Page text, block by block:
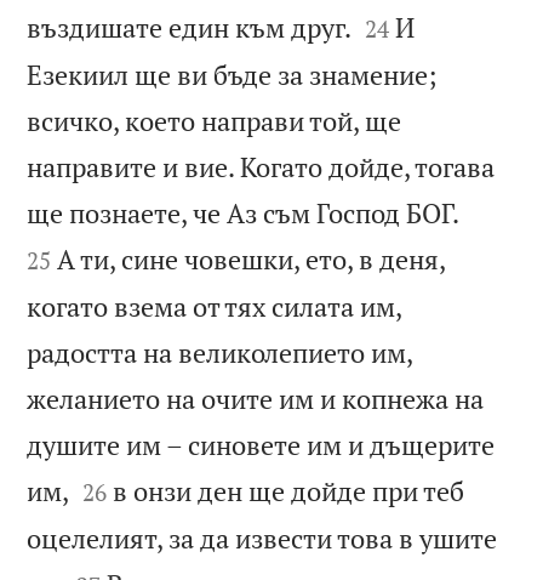
въздишате един към друг. 

24 И
Езекиил ще ви бъде за знамение;
всичко, което направи той, ще
направите и вие. Когато дойде, тогава
ще познаете, че Аз съм Господ БОГ.
25 А ти, сине човешки, ето, в деня,
когато взема от тях силата им,
радостта на великолепието им,
желанието на очите им и копнежа на
душите им – синовете им и дъщерите
им, 

26 в онзи ден ще дойде при теб
оцелелият, за да извести това в ушите